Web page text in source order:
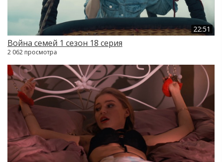
22:51
Война семей 1 сезон 18 серия
2 062 просмотра